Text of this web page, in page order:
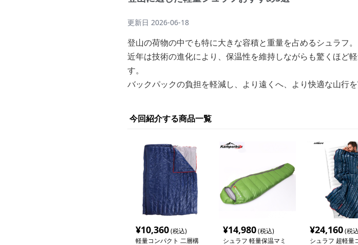
更新日 2026-06-18
登山の荷物の中でも特に大きな容積と重量を占めるシュラフ。
近年は技術の進化により、保温性を維持しながらも驚くほど
す。
バックパックの負担を軽減し、より遠くへ、より快適な山行
今回紹介する商品一覧
¥10,360(税込)
軽量コンパクト 二層構
¥14,980(税込)
シュラフ 軽量保温マミ
¥24,160(税
シュラフ 超軽量